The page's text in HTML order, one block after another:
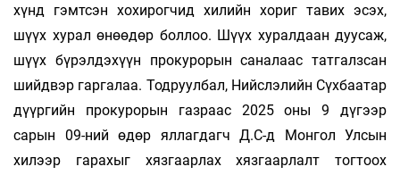
хүнд гэмтсэн хохирогчид хилийн хориг тавих эсэх,
шүүх хурал өнөөдөр боллоо. Шүүх хуралдаан дуусаж,
шүүх бүрэлдэхүүн прокурорын саналаас татгалзсан
шийдвэр гаргалаа. Тодруулбал, Нийслэлийн Сүхбаатар
дүүргийн прокурорын газраас 2025 оны 9 дүгээр
сарын 09-ний өдөр яллагдагч Д.С-д Монгол Улсын
хилээр гарахыг хязгаарлах хязгаарлалт тогтоох